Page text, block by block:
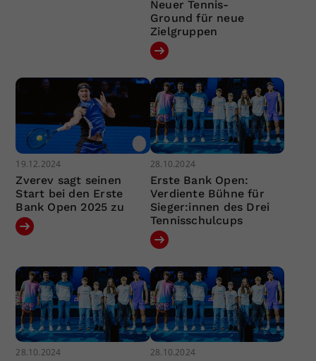
Neuer Tennis-
Ground für neue
Zielgruppen
19.12.2024
Zverev sagt seinen
Start bei den Erste
Bank Open 2025 zu
28.10.2024
Erste Bank Open:
Verdiente Bühne für
Sieger:innen des Drei
Tennisschulcups
28.10.2024 28.10.2024